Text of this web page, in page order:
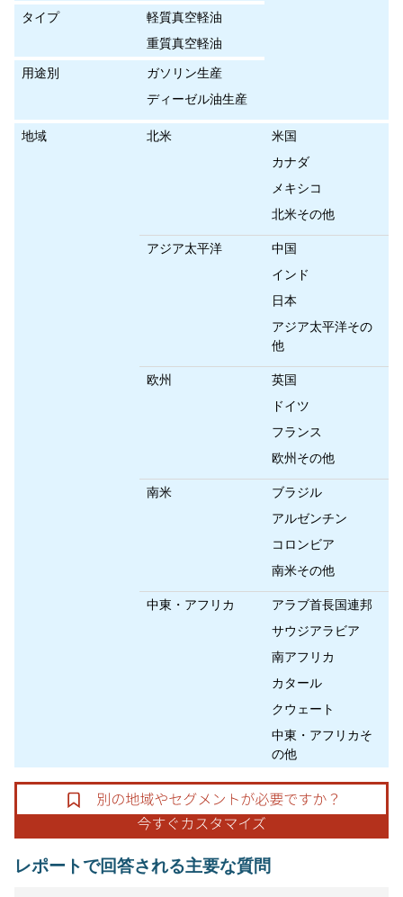
タイプ
軽質真空軽油
重質真空軽油
用途別
ガソリン生産
ディーゼル油生産
地域 北米
米国
カナダ
メキシコ
北米その他
アジア太平洋
中国
インド
日本
アジア太平洋その
他
欧州
英国
ドイツ
フランス
欧州その他
南米
ブラジル
アルゼンチン
コロンビア
南米その他
中東・アフリカ
アラブ首長国連邦
サウジアラビア
南アフリカ
カタール
クウェート
中東・アフリカそ
の他
レポートで回答される主要な質問